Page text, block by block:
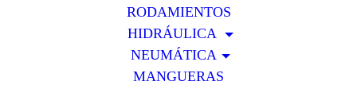
RODAMIENTOS
HIDRÁULICA
NEUMÁTICA
MANGUERAS